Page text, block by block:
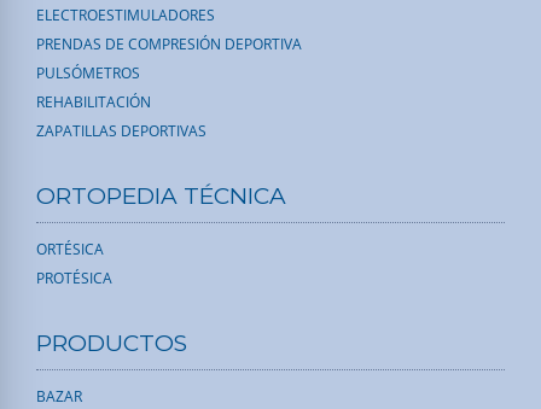
ELECTROESTIMULADORES
PRENDAS DE COMPRESIÓN DEPORTIVA
PULSÓMETROS
REHABILITACIÓN
ZAPATILLAS DEPORTIVAS
ORTOPEDIA TÉCNICA
ORTÉSICA
PROTÉSICA
PRODUCTOS
BAZAR